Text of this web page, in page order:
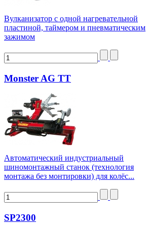
Вулканизатор с одной нагревательной
пластиной, таймером и пневматическим
зажимом
Monster AG TT
Автоматический индустриальный
шиномонтажный станок (технология
монтажа без монтировки) для колёс...
SP2300